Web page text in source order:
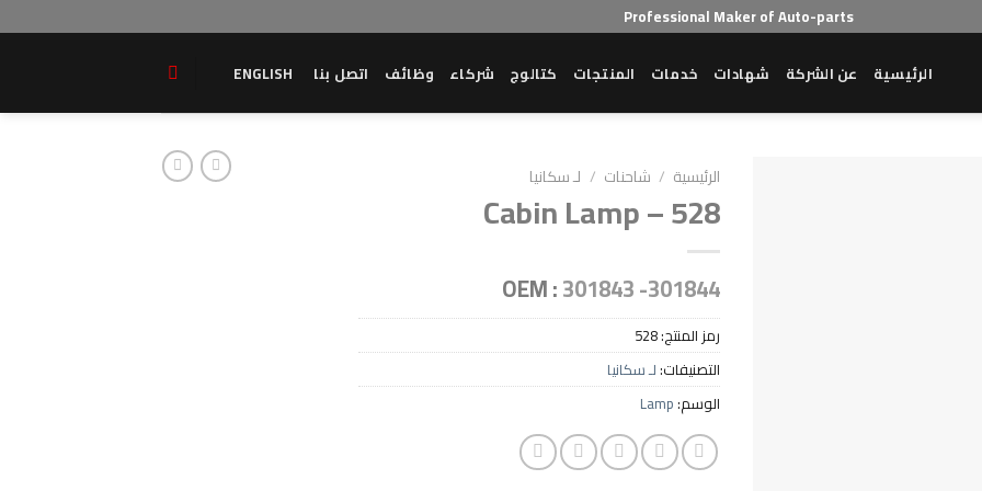
Professional Maker of Auto-parts
الرئيسية عن الشركة شهادات خدمات المنتجات كتالوج شركاء وظائف اتصل بنا ENGLISH
الرئيسية / شاحنات / لـ سكانيا
Cabin Lamp – 528
OEM :301843 -301844
رمز المنتج:528
التصنيفات:لـ سكانيا
الوسم:Lamp